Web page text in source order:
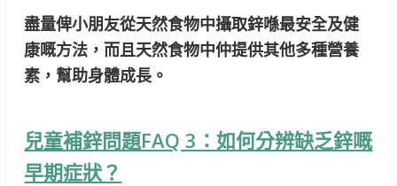
盡量俾小朋友從天然食物中攝取鋅喺最安全及健
康嘅方法 ，而且天然食物中仲提供其他多種營養
素，幫助身體成長。
兒童補鋅問題FAQ 3：如何分辨缺乏鋅嘅
早期症狀？